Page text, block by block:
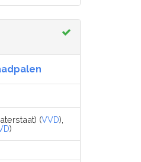
(VVD),
)